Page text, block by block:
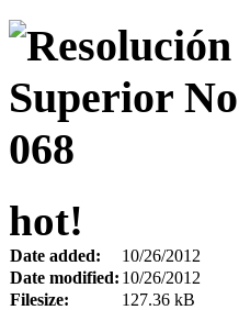
hot!
Date added:
10/26/2012
Date modified: 10/26/2012
Filesize:
127.36 kB